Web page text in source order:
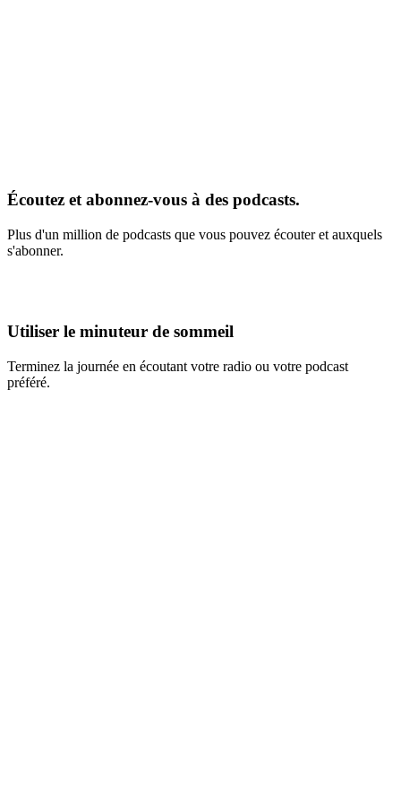
Écoutez et abonnez-vous à des podcasts.
Plus d'un million de podcasts que vous pouvez écouter et auxquels
s'abonner.
Utiliser le minuteur de sommeil
Terminez la journée en écoutant votre radio ou votre podcast
préféré.